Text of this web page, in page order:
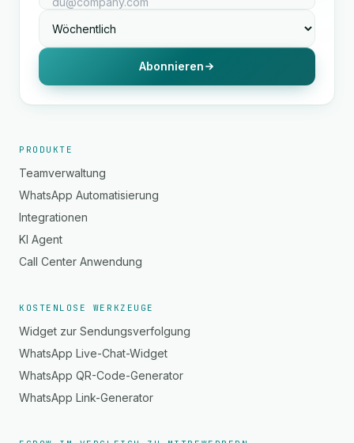
Abonnieren
PRODUKTE
Teamverwaltung
WhatsApp Automatisierung
Integrationen
KI Agent
Call Center Anwendung
KOSTENLOSE WERKZEUGE
Widget zur Sendungsverfolgung
WhatsApp Live-Chat-Widget
WhatsApp QR-Code-Generator
WhatsApp Link-Generator